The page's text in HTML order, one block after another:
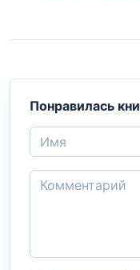
Понравилась